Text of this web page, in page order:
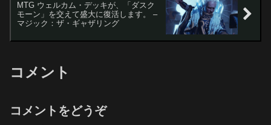
MTG ウェルカム・デッキが、「ダスク
モーン」を交えて盛大に復活します。 –
マジック：ザ・ギャザリング
コメント
コメントをどうぞ